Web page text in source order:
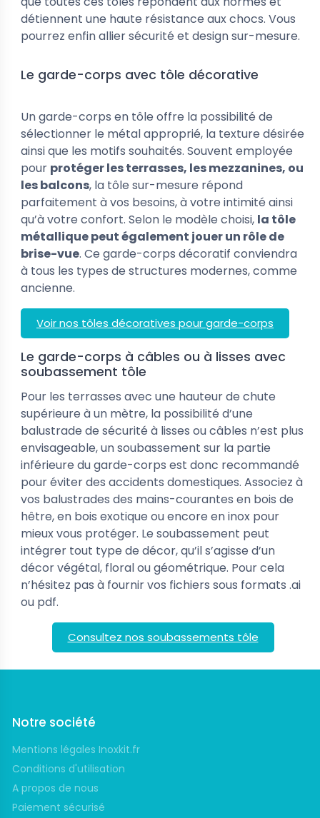
détiennent une haute résistance aux chocs. Vous
pourrez enfin allier sécurité et design sur-mesure.
Le garde-corps avec tôle décorative
Un garde-corps en tôle offre la possibilité de
sélectionner le métal approprié, la texture désirée
ainsi que les motifs souhaités. Souvent employée
pour protéger les terrasses, les mezzanines, ou
les balcons, la tôle sur-mesure répond
parfaitement à vos besoins, à votre intimité ainsi
qu’à votre confort. Selon le modèle choisi, la tôle
métallique peut également jouer un rôle de
brise-vue. Ce garde-corps décoratif conviendra
à tous les types de structures modernes, comme
ancienne.
Voir nos tôles décoratives pour garde-corps
Le garde-corps à câbles ou à lisses avec
soubassement tôle
Pour les terrasses avec une hauteur de chute
supérieure à un mètre, la possibilité d’une
balustrade de sécurité à lisses ou câbles n’est plus
envisageable, un soubassement sur la partie
inférieure du garde-corps est donc recommandé
pour éviter des accidents domestiques. Associez à
vos balustrades des mains-courantes en bois de
hêtre, en bois exotique ou encore en inox pour
mieux vous protéger. Le soubassement peut
intégrer tout type de décor, qu’il s’agisse d’un
décor végétal, floral ou géométrique. Pour cela
n’hésitez pas à fournir vos fichiers sous formats .ai
ou pdf.
Consultez nos soubassements tôle
Notre société
Mentions légales Inoxkit.fr
Conditions d'utilisation
A propos de nous
Paiement sécurisé